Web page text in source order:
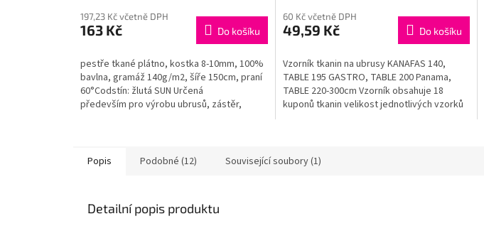
197,23 Kč včetně DPH
163 Kč Do košíku
pestře tkané plátno, kostka 8-10mm, 100%
bavlna, gramáž 140g/m2, šíře 150cm, praní
60°Codstín: žlutá SUN Určená
především pro výrobu ubrusů, zástěr,
60 Kč včetně DPH
49,59 Kč Do košíku
Vzorník tkanin na ubrusy KANAFAS 140,
TABLE 195 GASTRO, TABLE 200 Panama,
TABLE 220-300cm Vzorník obsahuje 18
kuponů tkanin velikost jednotlivých vzorků
Popis Podobné (12) Související soubory (1)
Detailní popis produktu